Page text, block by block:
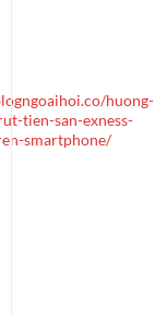
huong-
tien-san-exness-
smartphone/